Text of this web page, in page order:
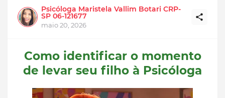
Psicóloga Maristela Vallim Botari CRP-
SP 06-121677
maio 20, 2026
Como identificar o momento
de levar seu filho à Psicóloga